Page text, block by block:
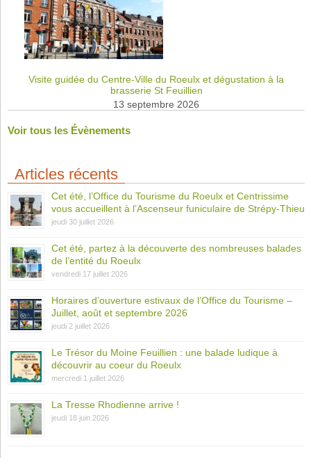
Visite guidée du Centre-Ville du Roeulx et dégustation à la
brasserie St Feuillien
13 septembre 2026
Voir tous les Évènements
Articles récents
Cet été, l’Office du Tourisme du Roeulx et Centrissime
vous accueillent à l’Ascenseur funiculaire de Strépy-Thieu
jeudi 30 juillet 2026
Cet été, partez à la découverte des nombreuses balades
de l’entité du Roeulx
vendredi 17 juillet 2026
Horaires d’ouverture estivaux de l’Office du Tourisme –
Juillet, août et septembre 2026
jeudi 2 juillet 2026
Le Trésor du Moine Feuillien : une balade ludique à
découvrir au coeur du Roeulx
mercredi 1 juillet 2026
La Tresse Rhodienne arrive !
jeudi 18 juin 2026